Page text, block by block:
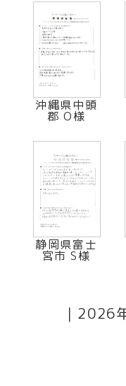
沖縄県中頭
郡 O様
静岡県富士
宮市 S様
｜ 2026